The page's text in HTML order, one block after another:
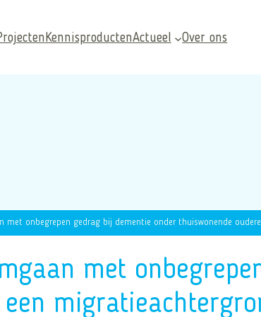
KennisproductenActueel Over ons
met onbegrepen gedrag bij dementie onder thuiswonende
met
Veelgezochte pagina’s